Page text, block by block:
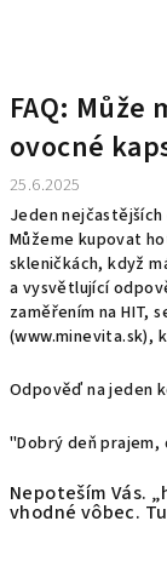
FAQ: Může
ovocné
25.6.2025
Jeden
Můžeme kupovat
skleničkách, když
a vysvětlující
zaměřením na HIT,
(www.minevita.sk),
Odpověď na jeden
"Dobrý deň prajem,
Nepoteším Vás.
vhodné vôbec.